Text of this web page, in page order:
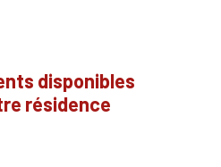
disponibles
résidence